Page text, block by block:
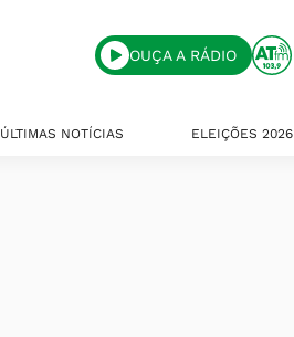
OUÇA A RÁDIO
ÚLTIMAS NOTÍCIAS ELEIÇÕES 2026